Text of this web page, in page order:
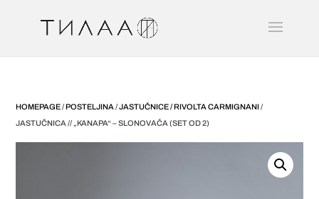
HOMEPAGE/POSTELJINA /JASTUČNICE / RIVOLTA CARMIGNANI/
JASTUČNICA // „KANAPA“ – SLONOVAČA (SET OD 2)